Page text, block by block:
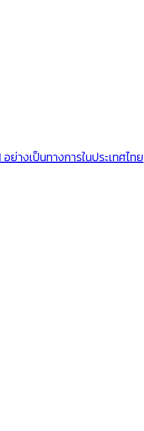
ย่างเป็นทางการในประเทศไทย